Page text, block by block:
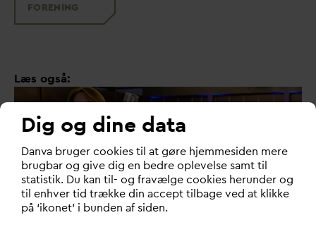
FORENING
Læs også:
Dig og dine data
Danva bruger cookies til at gøre hjemmesiden mere
brugbar og give dig en bedre oplevelse samt til
statistik. Du kan til- og fravælge cookies herunder og
til enhver tid trække din accept tilbage ved at klikke
på ‘ikonet’ i bunden af siden.